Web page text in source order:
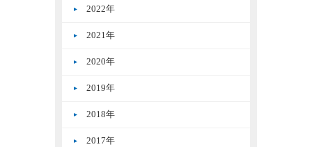
2022年
2021年
2020年
2019年
2018年
2017年